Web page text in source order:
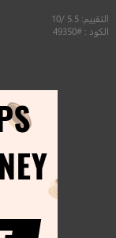
التقييم: 5.5 /10
الكود : #49350